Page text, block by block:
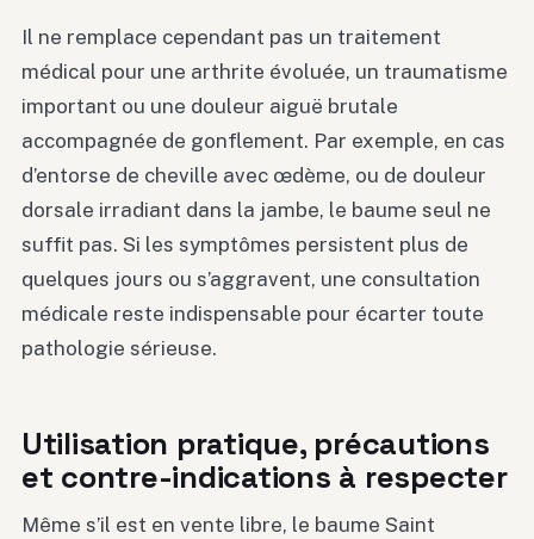
Il ne remplace cependant pas un traitement
médical pour une arthrite évoluée, un traumatisme
important ou une douleur aiguë brutale
accompagnée de gonflement. Par exemple, en cas
d’entorse de cheville avec œdème, ou de douleur
dorsale irradiant dans la jambe, le baume seul ne
suffit pas. Si les symptômes persistent plus de
quelques jours ou s’aggravent, une consultation
médicale reste indispensable pour écarter toute
pathologie sérieuse.
Utilisation pratique, précautions
et contre-indications à respecter
Même s’il est en vente libre, le baume Saint